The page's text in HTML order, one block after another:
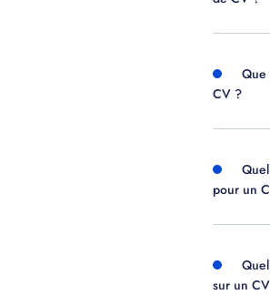
Que
CV ?
pour un
sur un